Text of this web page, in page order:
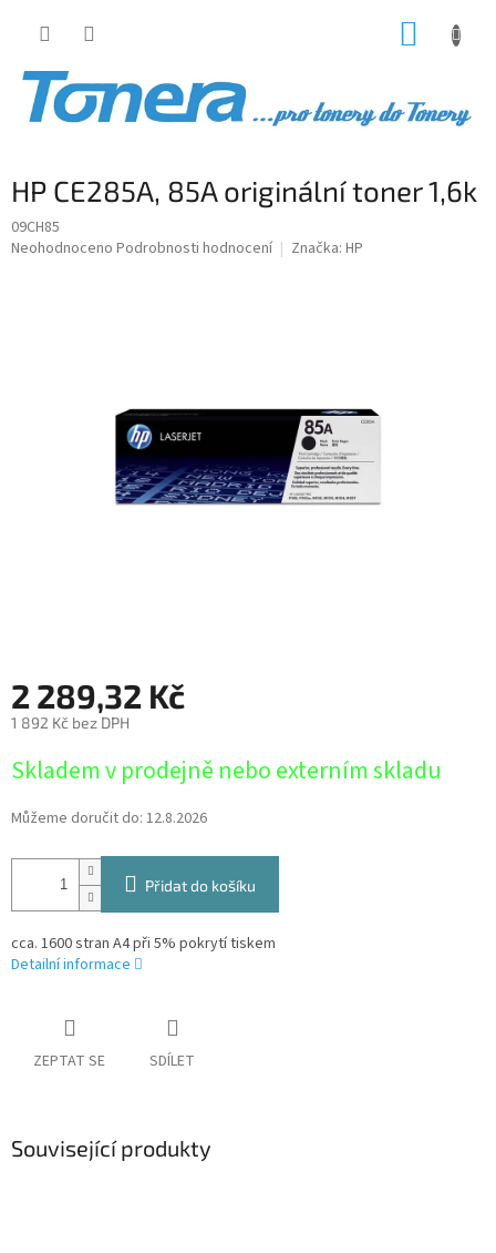
HP CE285A, 85A originální toner 1,6k
09CH85
Průměrné
Neohodnoceno Podrobnosti hodnocení Značka: HP
2 289,32 Kč
1 892 Kč bez DPH
cena:
Skladem v prodejně nebo externím skladu
Můžeme doručit do: 12.8.2026
Přidat do košíku
cca. 1600 stran A4 při 5% pokrytí tiskem
Detailní informace
ZEPTAT SE SDÍLET
Související produkty